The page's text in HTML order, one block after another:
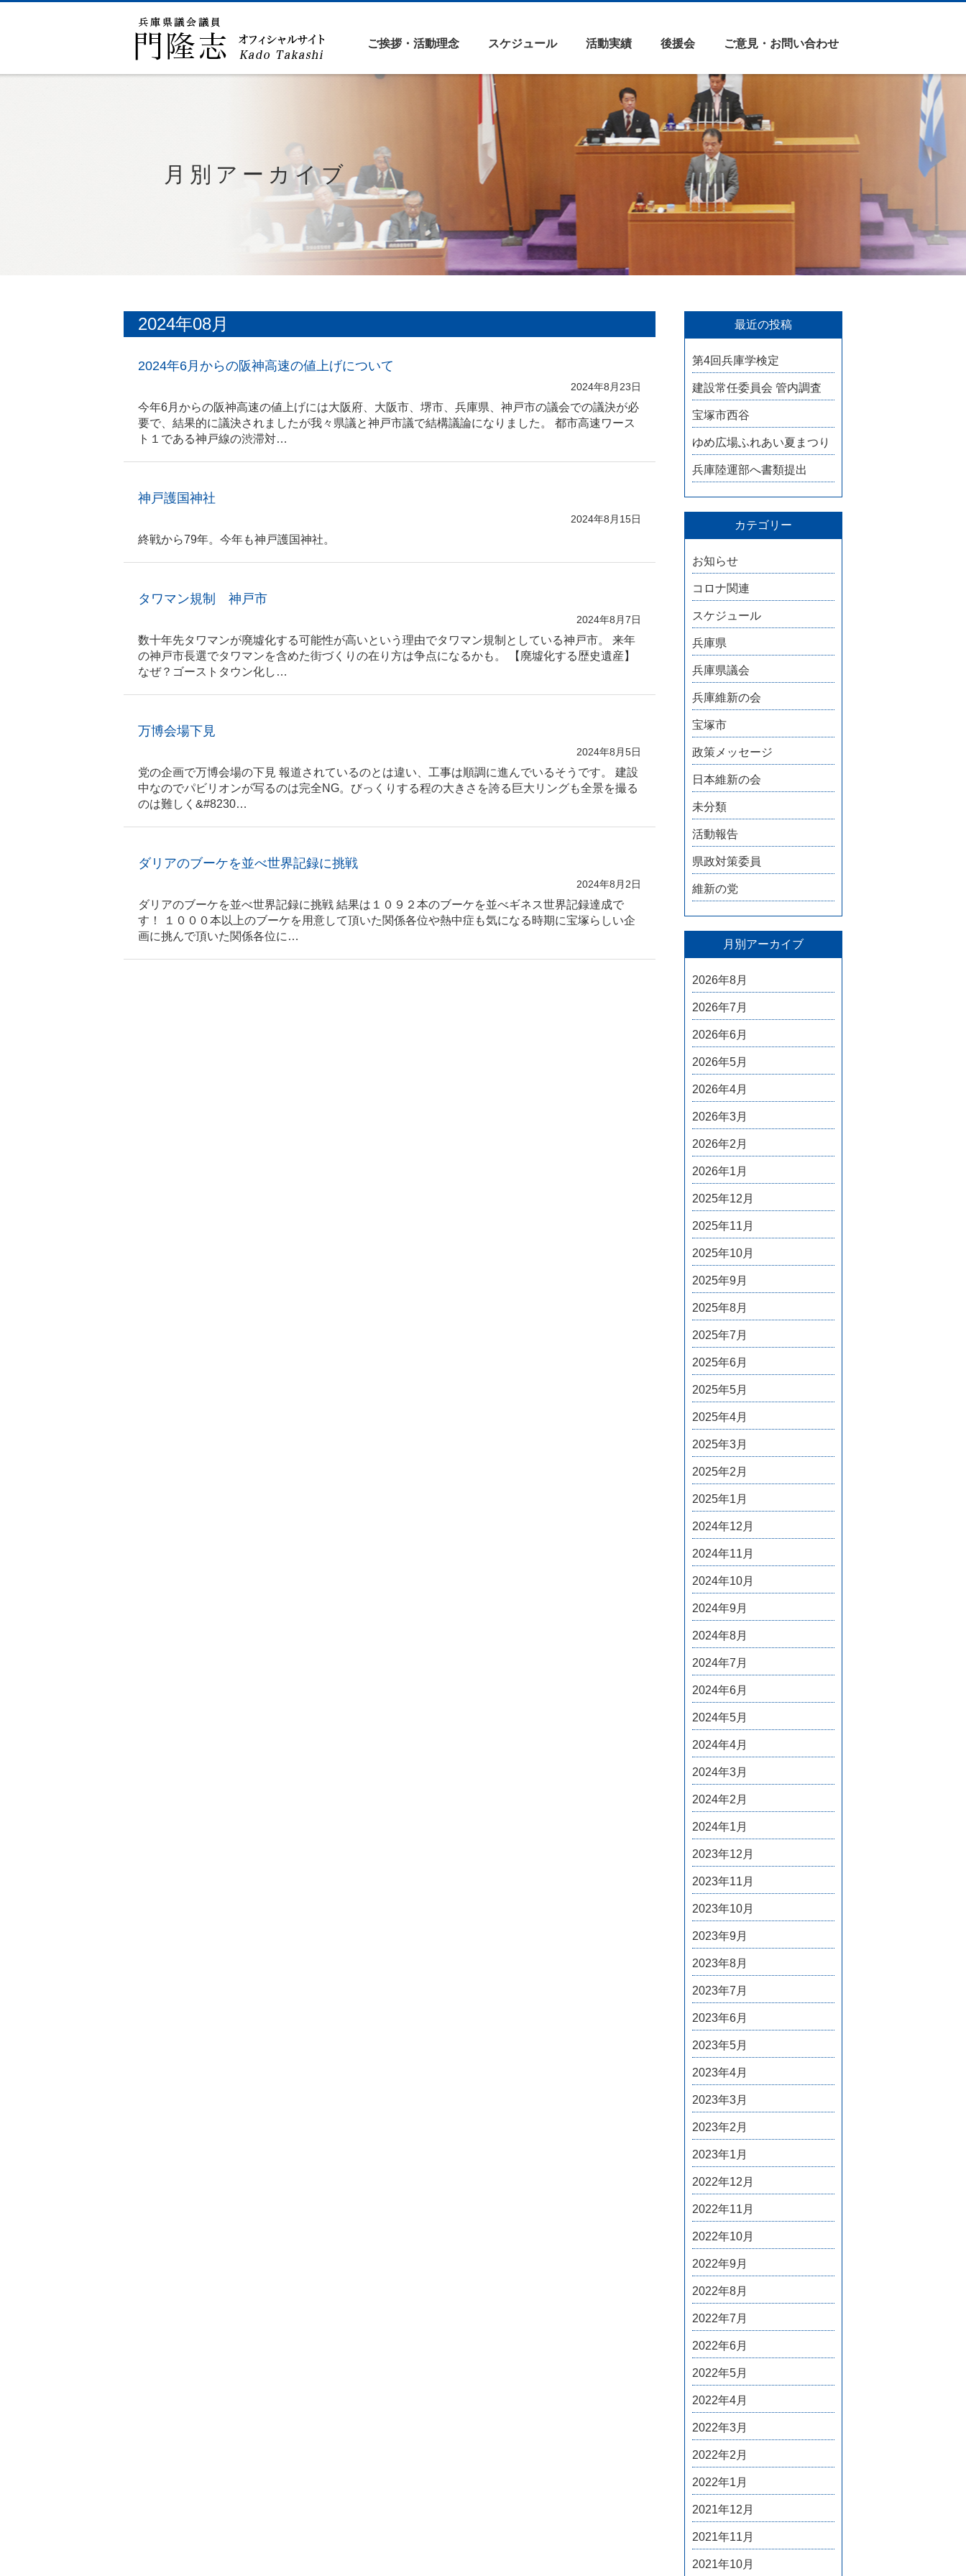
ご挨拶・活動理念 スケジュール 活動実績 後援会 ご意見・お問い合わせ
月別アーカイブ
2024年08月
2024年6月からの阪神高速の値上げについて
2024年8月23日
今年6月からの阪神高速の値上げには大阪府、大阪市、堺市、兵庫県、神戸市の議会での議決が必
要で、結果的に議決されましたが我々県議と神戸市議で結構議論になりました。 都市高速ワース
ト１である神戸線の渋滞対…
神戸護国神社
2024年8月15日
終戦から79年。今年も神戸護国神社。
タワマン規制 神戸市
2024年8月7日
数十年先タワマンが廃墟化する可能性が高いという理由でタワマン規制としている神戸市。 来年
の神戸市長選でタワマンを含めた街づくりの在り方は争点になるかも。 【廃墟化する歴史遺産】
なぜ？ゴーストタウン化し…
万博会場下見
2024年8月5日
党の企画で万博会場の下見 報道されているのとは違い、工事は順調に進んでいるそうです。 建設
中なのでパビリオンが写るのは完全NG。びっくりする程の大きさを誇る巨大リングも全景を撮る
のは難しく&#8230…
ダリアのブーケを並べ世界記録に挑戦
2024年8月2日
ダリアのブーケを並べ世界記録に挑戦 結果は１０９２本のブーケを並べギネス世界記録達成で
す！ １０００本以上のブーケを用意して頂いた関係各位や熱中症も気になる時期に宝塚らしい企
画に挑んで頂いた関係各位に…
最近の投稿
第4回兵庫学検定
建設常任委員会 管内調査
宝塚市西谷
ゆめ広場ふれあい夏まつり
兵庫陸運部へ書類提出
カテゴリー
お知らせ
コロナ関連
スケジュール
兵庫県
兵庫県議会
兵庫維新の会
宝塚市
政策メッセージ
日本維新の会
未分類
活動報告
県政対策委員
維新の党
月別アーカイブ
2026年8月
2026年7月
2026年6月
2026年5月
2026年4月
2026年3月
2026年2月
2026年1月
2025年12月
2025年11月
2025年10月
2025年9月
2025年8月
2025年7月
2025年6月
2025年5月
2025年4月
2025年3月
2025年2月
2025年1月
2024年12月
2024年11月
2024年10月
2024年9月
2024年8月
2024年7月
2024年6月
2024年5月
2024年4月
2024年3月
2024年2月
2024年1月
2023年12月
2023年11月
2023年10月
2023年9月
2023年8月
2023年7月
2023年6月
2023年5月
2023年4月
2023年3月
2023年2月
2023年1月
2022年12月
2022年11月
2022年10月
2022年9月
2022年8月
2022年7月
2022年6月
2022年5月
2022年4月
2022年3月
2022年2月
2022年1月
2021年12月
2021年11月
2021年10月